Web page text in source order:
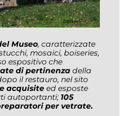
Museo, caratterizzate
mosaici, boiseries,
espositivo che
di pertinenza della
il restauro, nel sito
acquisite ed esposte
autoportanti; 105
per vetrate.